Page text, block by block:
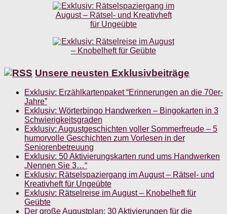
Unsere neusten Exklusivbeiträge
Exklusiv: Erzählkartenpaket “Erinnerungen an die 70er-
Jahre”
Exklusiv: Wörterbingo Handwerken – Bingokarten in 3
Schwierigkeitsgraden
Exklusiv: Augustgeschichten voller Sommerfreude – 5
humorvolle Geschichten zum Vorlesen in der
Seniorenbetreuung
Exklusiv: 50 Aktivierungskarten rund ums Handwerken
„Nennen Sie 3…“
Exklusiv: Rätselspaziergang im August – Rätsel- und
Kreativheft für Ungeübte
Exklusiv: Rätselreise im August – Knobelheft für
Geübte
Der große Augustplan: 30 Aktivierungen für die